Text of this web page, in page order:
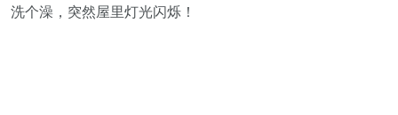
洗个澡，突然屋里灯光闪烁！